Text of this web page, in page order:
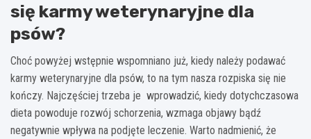
się karmy weterynaryjne dla
psów?
Choć powyżej wstępnie wspomniano już, kiedy należy podawać
karmy weterynaryjne dla psów, to na tym nasza rozpiska się nie
kończy. Najczęściej trzeba je wprowadzić, kiedy dotychczasowa
dieta powoduje rozwój schorzenia, wzmaga objawy bądź
negatywnie wpływa na podjęte leczenie. Warto nadmienić, że